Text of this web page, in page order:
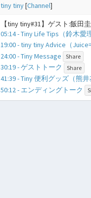
tiny tiny[Channel]
【tiny tiny#31】ゲスト:飯田
05:14 - Tiny Life Tips（鈴木
19:00 - tiny tiny Advice（
24:00 - Tiny Message Share
30:19 - ゲストトーク Share
41:39 - Tiny 便利グッズ（熊
50:12 - エンディングトーク